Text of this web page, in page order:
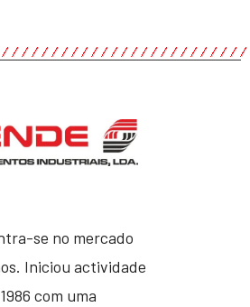
se no mercado
Iniciou actividade
com uma